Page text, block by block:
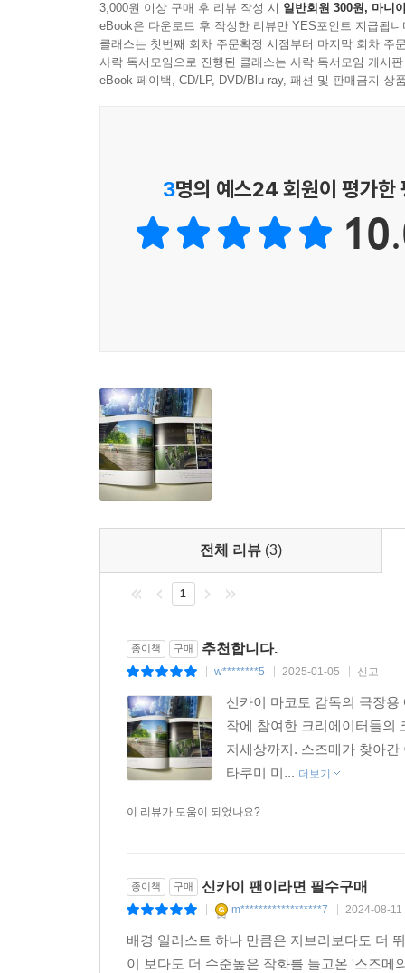
신카이 마코토 감독의 작품이 발표되면 가장 먼저
옮겨 작품 속 장면에 등장한 그 배경을 찾아본
마코토 작품 전반을 지배하는 토대이다.
신카이 마코토 감독의 말에 따르면 《스즈메의
기획이 시작된 작품이라 한다. 그 어떤 작품보다
이 책은 화집이다. 화집의 가치는 감상하면서 어
좋은 추억을 더듬게 해주는 또 하나의 장점까지
3,000원 이상 구매 후 리뷰 작성 시 일반회원 300원, 마니
eBook은 다운로드 후 작성한 리뷰만 YES포인트 지급됩니
클래스는 첫번째 회차 주문확정 시점부터 마지막 회차 주
사락 독서모임으로 진행된 클래스는 사락 독서모임 게시
eBook 페이백, CD/LP, DVD/Blu-ray, 패션 및 판매금지 상
3명의 예스24 회원이 평가한
전체 리뷰 (3)
1
종이책 구매 추천합니다.
w********5 2025-01-05 신고
신카이 마코토 감독의 극장
작에 참여한 크리에이터들의
저세상까지. 스즈메가 찾아
타쿠미 미... 더보기
이 리뷰가 도움이 되었나요?
종이책 구매 신카이 팬이라면 필수구매
m******************7 2024-08-11
배경 일러스트 하나 만큼은 지브리보다도 더
이 보다도 더 수준높은 작화를 들고온 '스즈메